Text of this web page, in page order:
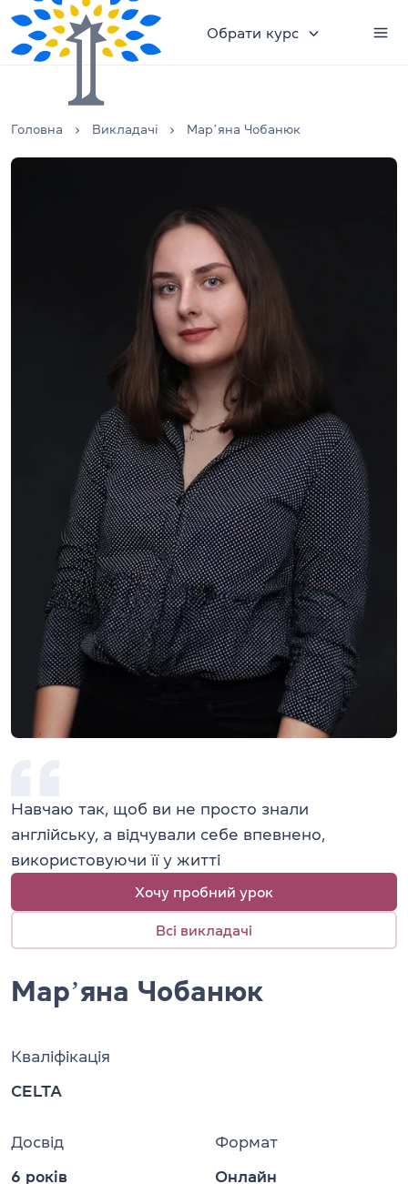
Обрати курс
Головна Викладачі Марʼяна Чобанюк
Навчаю так, щоб ви не просто знали
англійську, а відчували себе впевнено,
використовуючи її у житті
Хочу пробний урок
Всі викладачі
Марʼяна Чобанюк
Кваліфікація
CELTA
Досвід
6 років
Формат
Онлайн